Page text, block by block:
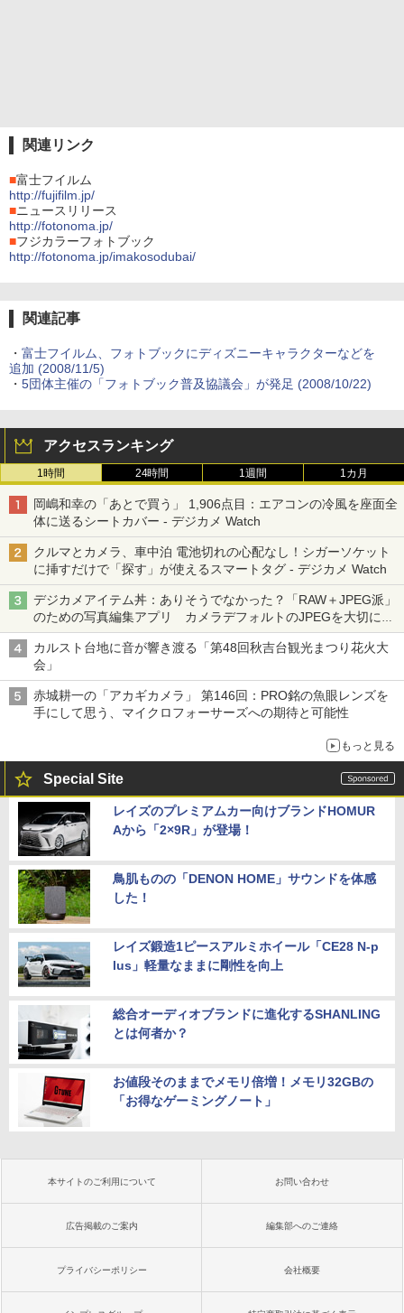
関連リンク
■富士フイルム
http://fujifilm.jp/
■ニュースリリース
http://fotonoma.jp/
■フジカラーフォトブック
http://fotonoma.jp/imakosodubai/
関連記事
・ 富士フイルム、フォトブックにディズニーキャラクターなどを
追加 (2008/11/5)
・ 5団体主催の「フォトブック普及協議会」が発足 (2008/10/22)
アクセスランキング
1時間 24時間 1週間 1カ月
岡嶋和幸の「あとで買う」 1,906点目：エアコンの冷風を座面全
体に送るシートカバー - デジカメ Watch
クルマとカメラ、車中泊 電池切れの心配なし！シガーソケット
に挿すだけで「探す」が使えるスマートタグ - デジカメ Watch
デジカメアイテム丼：ありそうでなかった？「RAW＋JPEG派」
のための写真編集アプリ カメラデフォルトのJPEGを大切にす
る「Filmator」
カルスト台地に音が響き渡る「第48回秋吉台観光まつり花火大
会」
赤城耕一の「アカギカメラ」 第146回：PRO銘の魚眼レンズを
手にして思う、マイクロフォーサーズへの期待と可能性
もっと見る
Special Site
レイズのプレミアムカー向けブランドHOMUR
Aから「2×9R」が登場！
鳥肌ものの「DENON HOME」サウンドを体感
した！
レイズ鍛造1ピースアルミホイール「CE28 N-p
lus」軽量なままに剛性を向上
総合オーディオブランドに進化するSHANLING
とは何者か？
お値段そのままでメモリ倍増！メモリ32GBの
「お得なゲーミングノート」
本サイトのご利用について お問い合わせ
広告掲載のご案内 編集部へのご連絡
プライバシーポリシー 会社概要